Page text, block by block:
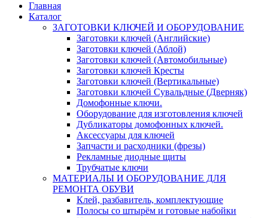
Главная
Каталог
ЗАГОТОВКИ КЛЮЧЕЙ И ОБОРУДОВАНИЕ
Заготовки ключей (Английские)
Заготовки ключей (Аблой)
Заготовки ключей (Автомобильные)
Заготовки ключей Кресты
Заготовки ключей (Вертикальные)
Заготовки ключей Сувальдные (Дверняк)
Домофонные ключи.
Оборудование для изготовления ключей
Дубликаторы домофонных ключей.
Аксессуары для ключей
Запчасти и расходники (фрезы)
Рекламные диодные щиты
Трубчатые ключи
МАТЕРИАЛЫ И ОБОРУДОВАНИЕ ДЛЯ
РЕМОНТА ОБУВИ
Клей, разбавитель, комплектующие
Полосы со штырём и готовые набойки